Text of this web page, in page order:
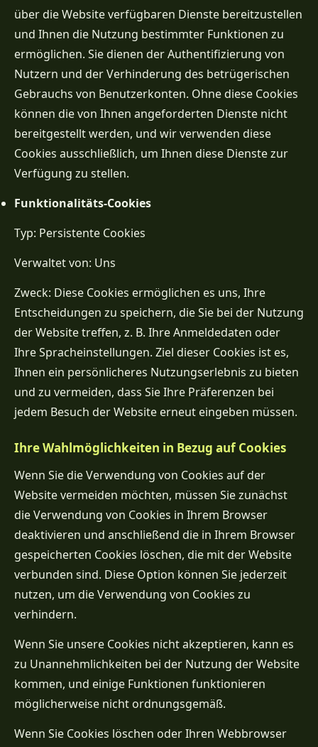
über die Website verfügbaren Dienste bereitzustellen
und Ihnen die Nutzung bestimmter Funktionen zu
ermöglichen. Sie dienen der Authentifizierung von
Nutzern und der Verhinderung des betrügerischen
Gebrauchs von Benutzerkonten. Ohne diese Cookies
können die von Ihnen angeforderten Dienste nicht
bereitgestellt werden, und wir verwenden diese
Cookies ausschließlich, um Ihnen diese Dienste zur
Verfügung zu stellen.
Funktionalitäts-Cookies
Typ: Persistente Cookies
Verwaltet von: Uns
Zweck: Diese Cookies ermöglichen es uns, Ihre
Entscheidungen zu speichern, die Sie bei der Nutzung
der Website treffen, z. B. Ihre Anmeldedaten oder
Ihre Spracheinstellungen. Ziel dieser Cookies ist es,
Ihnen ein persönlicheres Nutzungserlebnis zu bieten
und zu vermeiden, dass Sie Ihre Präferenzen bei
jedem Besuch der Website erneut eingeben müssen.
Ihre Wahlmöglichkeiten in Bezug auf Cookies
Wenn Sie die Verwendung von Cookies auf der
Website vermeiden möchten, müssen Sie zunächst
die Verwendung von Cookies in Ihrem Browser
deaktivieren und anschließend die in Ihrem Browser
gespeicherten Cookies löschen, die mit der Website
verbunden sind. Diese Option können Sie jederzeit
nutzen, um die Verwendung von Cookies zu
verhindern.
Wenn Sie unsere Cookies nicht akzeptieren, kann es
zu Unannehmlichkeiten bei der Nutzung der Website
kommen, und einige Funktionen funktionieren
möglicherweise nicht ordnungsgemäß.
Wenn Sie Cookies löschen oder Ihren Webbrowser